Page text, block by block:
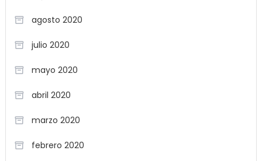
agosto 2020
julio 2020
mayo 2020
abril 2020
marzo 2020
febrero 2020